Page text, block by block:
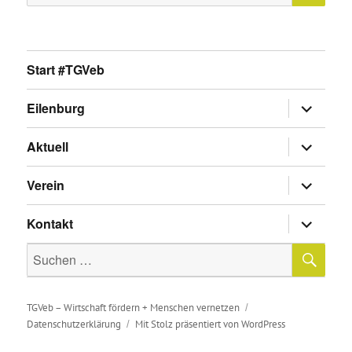
nach:
Start #TGVeb
Eilenburg
anzeigen
Aktuell
anzeigen
Verein
anzeigen
Kontakt
anzeigen
Suche
nach:
TGVeb – Wirtschaft fördern + Menschen vernetzen
Datenschutzerklärung
Mit Stolz präsentiert von WordPress